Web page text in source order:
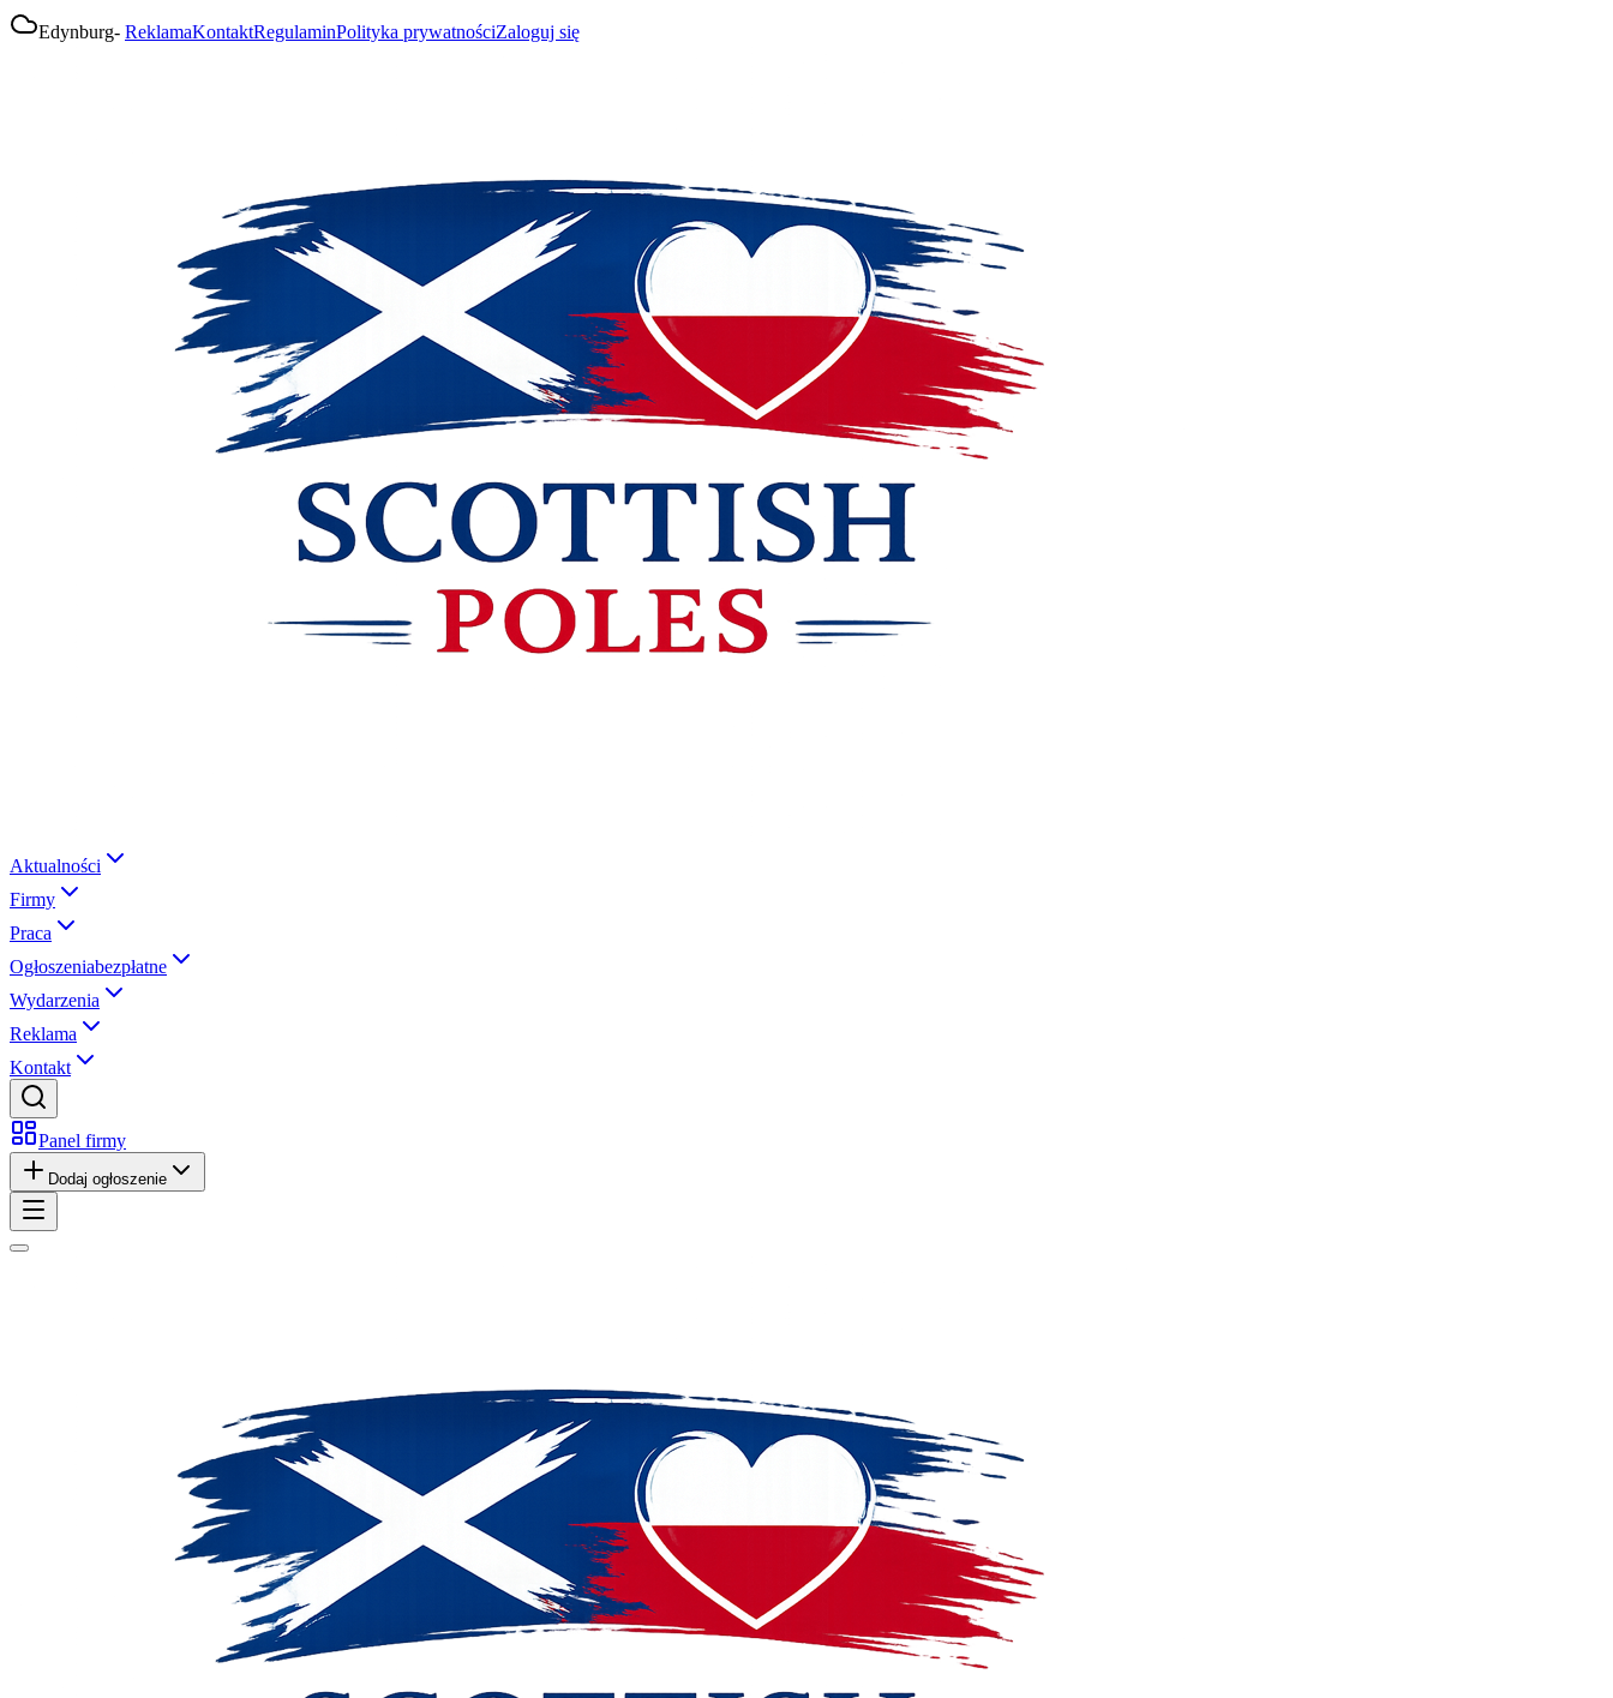
Edynburg- ReklamaKontaktRegulaminPolityka prywatnościZaloguj się
Aktualności
Firmy
Praca
Ogłoszeniabezpłatne
Wydarzenia
Reklama
Kontakt
Panel firmy
Dodaj ogłoszenie